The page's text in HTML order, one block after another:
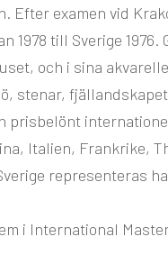
Efter examen vid
1978 till Sverige 1976.
och i sina
stenar,
prisbelönt
Italien, Frankrike,
representeras
i International